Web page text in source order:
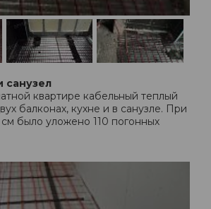
санузел
квартире кабельный теплый
балконах, кухне и в санузле. При
было уложено 110 погонных